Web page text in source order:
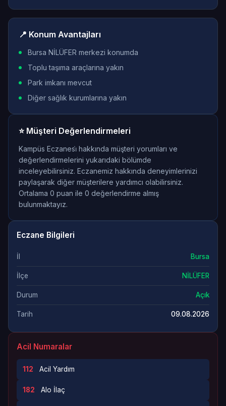
📍 Konum Avantajları
Bursa NİLÜFER merkezi konumda
Toplu taşıma araçlarına yakın
Park imkanı mevcut
Diğer sağlık kurumlarına yakın
⭐ Müşteri Değerlendirmeleri
Kampüs Eczanesi̇ hakkında müşteri yorumları ve
değerlendirmelerini yukarıdaki bölümde
inceleyebilirsiniz. Eczanemiz hakkında deneyimlerinizi
paylaşarak diğer müşterilere yardımcı olabilirsiniz.
Ortalama 0 puan ile 0 değerlendirme almış
bulunmaktayız.
Eczane Bilgileri
İl Bursa
İlçe NİLÜFER
Durum Açık
Tarih 09.08.2026
Acil Numaralar
112 Acil Yardım
182 Alo İlaç